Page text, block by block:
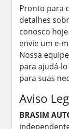
Pronto para
detalhes
conosco
envie um e-
Nossa
para ajudá-
para suas
Aviso
BRASIM